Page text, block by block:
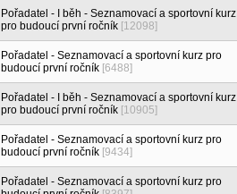
Pořadatel - I běh - Seznamovací a sportovní kurz
pro budoucí první ročník [12098]
Pořadatel - Seznamovací a sportovní kurz pro
budoucí první ročník [6488]
Pořadatel - I běh - Seznamovací a sportovní kurz
pro budoucí první ročník [10905]
Pořadatel - Seznamovací a sportovní kurz pro
budoucí první ročník [9434]
Pořadatel - Seznamovací a sportovní kurz pro